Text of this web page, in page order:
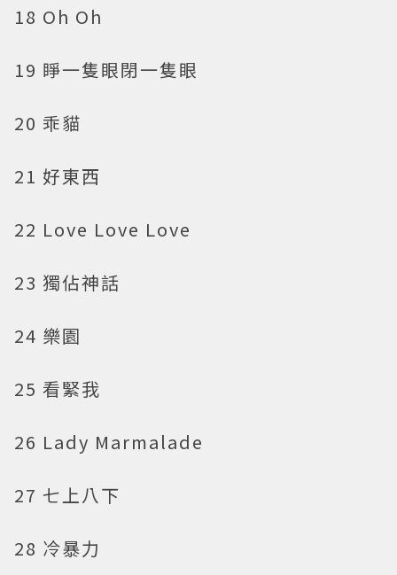
18 Oh Oh
19 睜一隻眼閉一隻眼
20 乖貓
21 好東西
22 Love Love Love
23 獨佔神話
24 樂園
25 看緊我
26 Lady Marmalade
27 七上八下
28 冷暴力